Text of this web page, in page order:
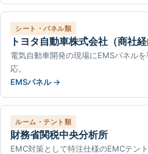
シート・パネル類
トヨタ自動車株式会社（商社経
電気自動車開発の現場にEMSパネル
応。
EMSパネル
ルーム・テント類
財務省関税中央分析所
EMC対策として特注仕様のEMCテン